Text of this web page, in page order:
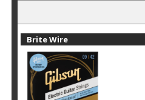
Brite Wire